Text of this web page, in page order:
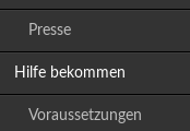
Presse
Hilfe bekommen
Voraussetzungen